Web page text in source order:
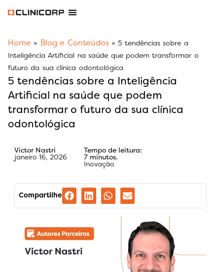
Home » Blog e Conteúdos» 5 tendências sobre a
Inteligência Artificial na saúde que podem transformar o
futuro da sua clínica odontológica
5 tendências sobre a Inteligência
Artificial na saúde que podem
transformar o futuro da sua clínica
odontológica
Victor Nastri
janeiro 16, 2026
Tempo de leitura:
7 minutos.
Inovação
Compartilhe